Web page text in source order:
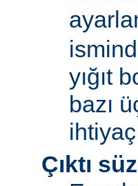
yığıt
bazı
Çıktı